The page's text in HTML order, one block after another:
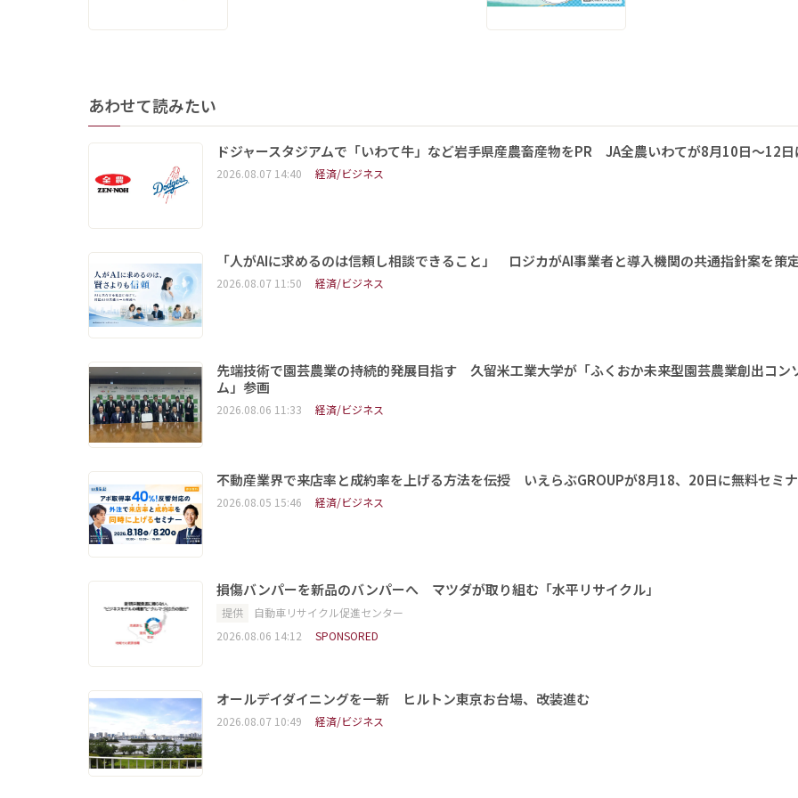
あわせて読みたい
ドジャースタジアムで「いわて牛」など岩手県産農畜産物をPR JA全農いわてが8月10日～12日
2026.08.07 14:40 経済/ビジネス
「人がAIに求めるのは信頼し相談できること」 ロジカがAI事業者と導入機関の共通指針案を策
2026.08.07 11:50 経済/ビジネス
先端技術で園芸農業の持続的発展目指す 久留米工業大学が「ふくおか未来型園芸農業創出コン
ム」参画
2026.08.06 11:33 経済/ビジネス
不動産業界で来店率と成約率を上げる方法を伝授 いえらぶGROUPが8月18、20日に無料セミ
2026.08.05 15:46 経済/ビジネス
損傷バンパーを新品のバンパーへ マツダが取り組む「水平リサイクル」
提供
自動車リサイクル促進センター
2026.08.06 14:12
SPONSORED
オールデイダイニングを一新 ヒルトン東京お台場、改装進む
2026.08.07 10:49 経済/ビジネス